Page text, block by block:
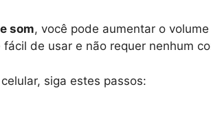
som, você pode aumentar o
de usar e não requer nenhum
siga estes passos: